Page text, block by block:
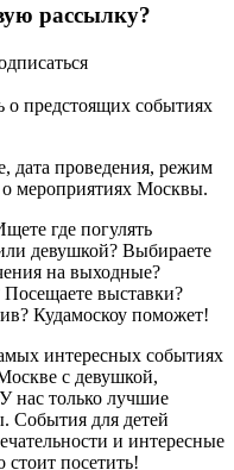
рассылку?
о предстоящих событиях
дата проведения, режим
мероприятиях Москвы.
где погулять
девушкой? Выбираете
на выходные?
выставки?
Кудамоскоу поможет!
интересных событиях
с девушкой,
нас только лучшие
События для детей
и интересные
стоит посетить!